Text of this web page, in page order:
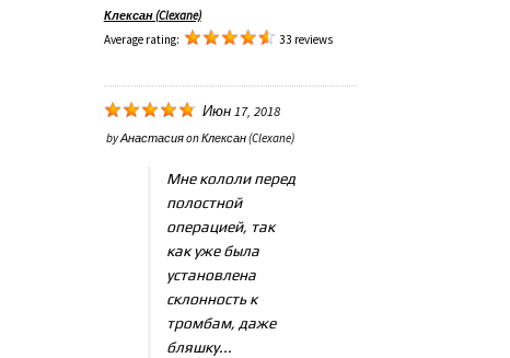
Клексан (Clexane)
Average rating:
33 reviews
Июн 17, 2018
byАнастасияonКлексан (Clexane)
Мне кололи перед
полостной
операцией, так
как уже была
установлена
склонность к
тромбам, даже
бляшку...